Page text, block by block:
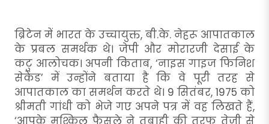
ब्रिटेन में भारत के उच्चायुक्त, बी.के. नेहरू आपातकाल
के प्रबल समर्थक थे। जेपी और मोरारजी देसाई के
कटु आलोचक। अपनी किताब, ‘नाइस गाइज फिनिश
सेकेंड’ में उन्होंने बताया है कि वे पूरी तरह से
आपातकाल का समर्थन करते थे। 9 सितंबर, 1975 को
श्रीमती गांधी को भेजे गए अपने पत्र में वह लिखते हैं,